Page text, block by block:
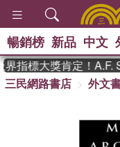
暢銷榜 新品 中文
指標大獎肯定！A.F.
三民網路書店
外文